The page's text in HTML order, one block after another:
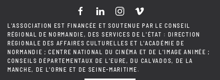
L'ASSOCIATION EST FINANCÉE ET SOUTENUE PAR LE CONSEIL
RÉGIONAL DE NORMANDIE, DES SERVICES DE L'ÉTAT : DIRECTION
RÉGIONALE DES AFFAIRES CULTURELLES ET L'ACADÉMIE DE
NORMANDIE ; CENTRE NATIONAL DU CINÉMA ET DE L'IMAGE ANIMÉE ;
CONSEILS DÉPARTEMENTAUX DE L'EURE, DU CALVADOS, DE LA
MANCHE, DE L'ORNE ET DE SEINE-MARITIME.